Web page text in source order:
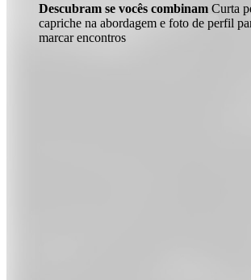
Descubram se vocês combinam Curta
capriche na abordagem e foto de perfil
marcar encontros